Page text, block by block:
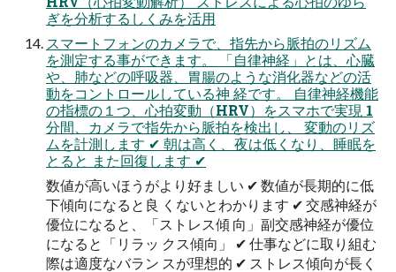
ぎを分析するしくみを活⽤
スマートフォンのカメラで、指先から脈拍のリズム
を測定する事ができます。 「⾃律神経」とは、⼼臓
や、肺などの呼吸器、胃腸のような消化器などの活
動をコントロールしている神 経です。 ⾃律神経機能
の指標の１つ、⼼拍変動（HRV）をスマホで実現 1
分間、カメラで指先から脈拍を検出し、 変動のリズ
ムを計測します ✔ 朝は高く、夜は低くなり、睡眠を
とると また回復します ✔
数値が高いほうがより好ましい ✔ 数値が長期的に低
下傾向になると良 くないとわかります ✔ 交感神経が
優位になると、「ストレス傾 向」副交感神経が優位
になると「リラッ クス傾向」 ✔ 仕事などに取り組む
際は適度なバラン スが理想的 ✔ ストレス傾向が長く